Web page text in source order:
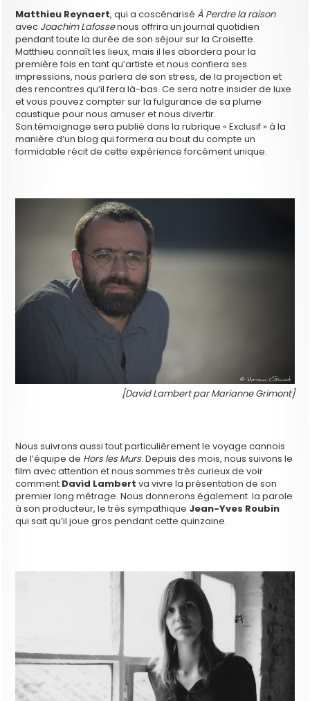
Matthieu Reynaert, qui a coscénariséÀ Perdre la raison
avec Joachim Lafossenous offrira un journal quotidien
pendant toute la durée de son séjour sur la Croisette.
Matthieu connaît les lieux, mais il les abordera pour la
première fois en tant qu’artiste et nous confiera ses
impressions, nous parlera de son stress, de la projection et
des rencontres qu’il fera là-bas. Ce sera notre insider de luxe
et vous pouvez compter sur la fulgurance de sa plume
caustique pour nous amuser et nous divertir.
Son témoignage sera publié dans la rubrique « Exclusif » à la
manière d’un blog qui formera au bout du compte un
formidable récit de cette expérience forcément unique.
[David Lambert par Marianne Grimont]
Nous suivrons aussi tout particulièrement le voyage cannois
de l’équipe de Hors les Murs. Depuis des mois, nous suivons le
film avec attention et nous sommes très curieux de voir
comment David Lambertva vivre la présentation de son
premier long métrage. Nous donnerons également la parole
à son producteur, le très sympathique Jean-Yves Roubin
qui sait qu’il joue gros pendant cette quinzaine.